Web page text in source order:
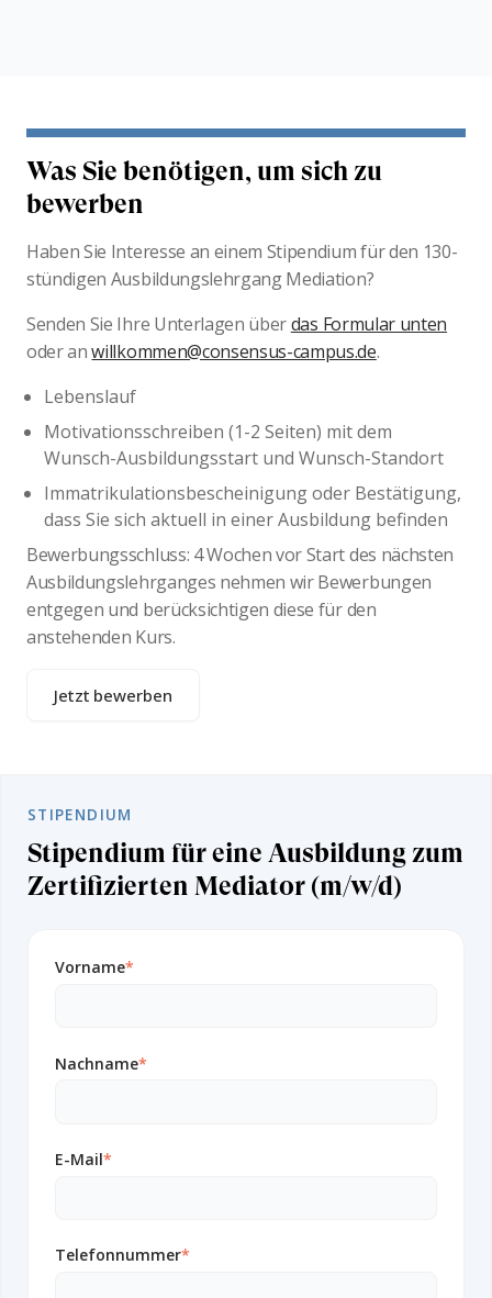
Was Sie benötigen, um sich zu
bewerben
Haben Sie Interesse an einem Stipendium für den 130-
stündigen Ausbildungslehrgang Mediation?
Senden Sie Ihre Unterlagen überdas Formular unten
oder an willkommen@consensus-campus.de.
Lebenslauf
Motivationsschreiben (1-2 Seiten) mit dem
Wunsch-Ausbildungsstart und Wunsch-Standort
Immatrikulationsbescheinigung oder Bestätigung,
dass Sie sich aktuell in einer Ausbildung befinden
Bewerbungsschluss: 4 Wochen vor Start des nächsten
Ausbildungslehrganges nehmen wir Bewerbungen
entgegen und berücksichtigen diese für den
anstehenden Kurs.
Jetzt bewerben
STIPENDIUM
Stipendium für eine Ausbildung zum
Zertifizierten Mediator (m/w/d)
Vorname*
Nachname*
E-Mail*
Telefonnummer*